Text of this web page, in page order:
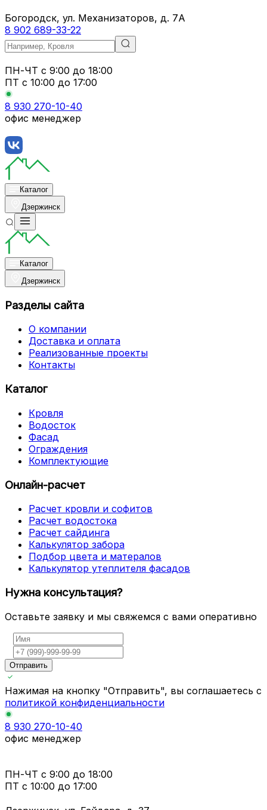
Богородск, ул. Механизаторов, д. 7А
8 902 689-33-22
ПН-ЧТ с 9:00 до 18:00
ПТ с 10:00 до 17:00
8 930 270-10-40
офис менеджер
Каталог
Дзержинск
Каталог
Дзержинск
Разделы сайта
О компании
Доставка и оплата
Реализованные проекты
Контакты
Каталог
Кровля
Водосток
Фасад
Ограждения
Комплектующие
Онлайн-расчет
Расчет кровли и софитов
Расчет водостока
Расчет сайдинга
Калькулятор забора
Подбор цвета и матералов
Калькулятор утеплителя фасадов
Нужна консультация?
Оставьте заявку и мы свяжемся с вами оперативно
Отправить
Нажимая на кнопку "Отправить", вы соглашаетесь с
политикой конфиденциальности
8 930 270-10-40
офис менеджер
ПН-ЧТ с 9:00 до 18:00
ПТ с 10:00 до 17:00